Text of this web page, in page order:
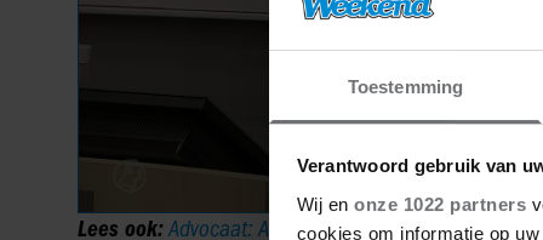
Toestemming
Verantwoord gebruik van
Wij en onze 1022 partners
cookies om informatie op
Lees ook:Advocaat: Ali B gaat sowieso in hoger